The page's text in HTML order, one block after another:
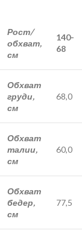
Рост/
обхват,
см
140-
68
Обхват
груди,
см
68,0
Обхват
талии,
см
60,0
Обхват
бедер,
см
77,5